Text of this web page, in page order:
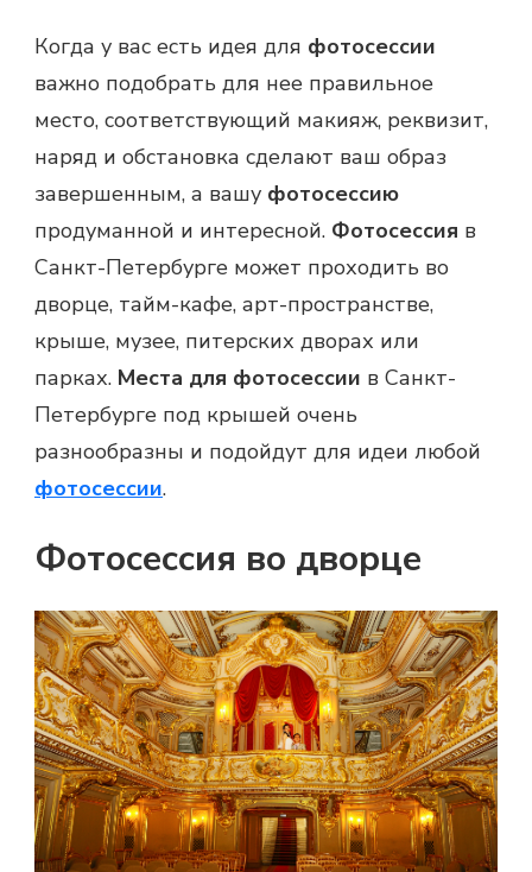
Когда у вас есть идея для фотосессии
важно подобрать для нее правильное
место, соответствующий макияж, реквизит,
наряд и обстановка сделают ваш образ
завершенным, а вашу фотосессию
продуманной и интересной. Фотосессия в
Санкт-Петербурге может проходить во
дворце, тайм-кафе, арт-пространстве,
крыше, музее, питерских дворах или
парках. Места для фотосессии в Санкт-
Петербурге под крышей очень
разнообразны и подойдут для идеи любой
фотосессии.
Фотосессия во дворце